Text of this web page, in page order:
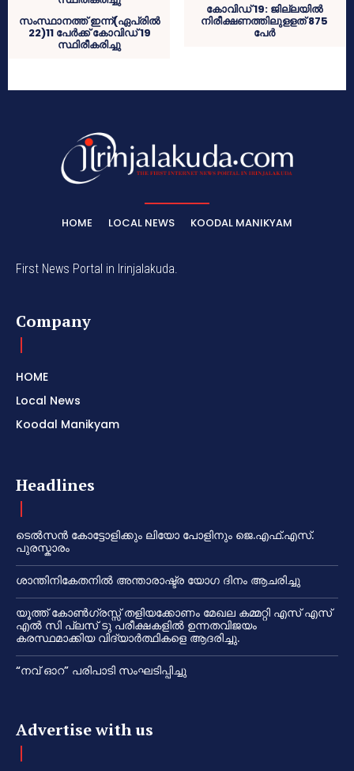
സംസ്ഥാനത്ത് ഇന്ന്(ഏപ്രിൽ
22)11 പേർക്ക് കോവിഡ് 19
സ്ഥിരീകരിച്ചു
കോവിഡ് 19: ജില്ലയിൽ
നിരീക്ഷണത്തിലുളളത് 875
പേർ
HOME LOCAL NEWS KOODAL MANIKYAM
First News Portal in Irinjalakuda.
Company
HOME
Local News
Koodal Manikyam
Headlines
ടെൽസൻ കോട്ടോളിക്കും ലിയോ പോളിനും ജെ.എഫ്.എസ്.
പുരസ്കാരം
ശാന്തിനികേതനിൽ അന്താരാഷ്ട്ര യോഗ ദിനം ആചരിച്ചു
യൂത്ത് കോൺഗ്രസ്സ് തളിയക്കോണം മേഖല കമ്മറ്റി എസ് എസ്
എൽ സി പ്ലസ് ടു പരീക്ഷകളിൽ ഉന്നതവിജയം
കരസ്ഥമാക്കിയ വിദ്യാർത്ഥികളെ ആദരിച്ചു.
“നവ് ഓറ” പരിപാടി സംഘടിപ്പിച്ചു
Advertise with us